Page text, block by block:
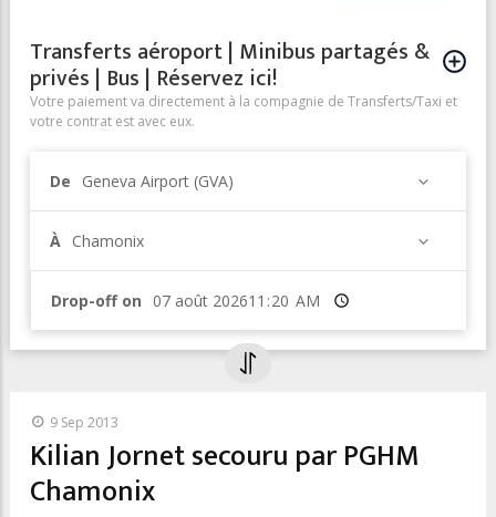
Transferts aéroport | Minibus partagés &
privés | Bus | Réservez ici!
Votre paiement va directement à la compagnie de Transferts/Taxi et
votre contrat est avec eux.
De Geneva Airport (GVA)
À Chamonix
Drop-off on Heure
9 Sep 2013
Kilian Jornet secouru par PGHM
Chamonix